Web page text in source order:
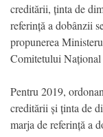
creditării, ținta de
referință a dobânzii
propunerea
Comitetului Național
Pentru 2019,
creditării și ținta de
marja de referință a